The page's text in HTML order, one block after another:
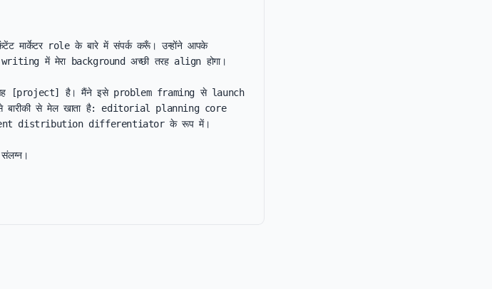
मार्केटर role के बारे में संपर्क करूँ। उन्होंने आपके
में मेरा background अच्छी तरह align होगा।
वह [project] है। मैंने इसे problem framing से launch
बारीकी से मेल खाता है: editorial planning core
distribution differentiator के रूप में।